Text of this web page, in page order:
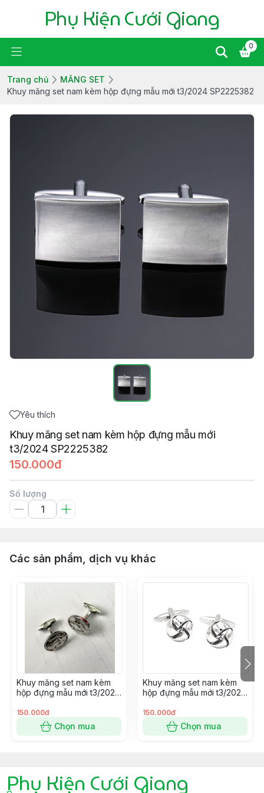
Phụ Kiện Cưới Giang
0
Trang chủ
MĂNG SET
Khuy măng set nam kèm hộp đựng mẫu mới t3/2024 SP2225382
Yêu thích
Khuy măng set nam kèm hộp đựng mẫu mới
t3/2024 SP2225382
150.000đ
Số lượng
Các sản phẩm, dịch vụ khác
Khuy măng set nam kèm
hộp đựng mẫu mới t3/2024
150.000đ
Chọn mua
Khuy măng set nam kèm
hộp đựng mẫu mới t3/2024
150.000đ
Chọn mua
Phụ Kiện Cưới Giang